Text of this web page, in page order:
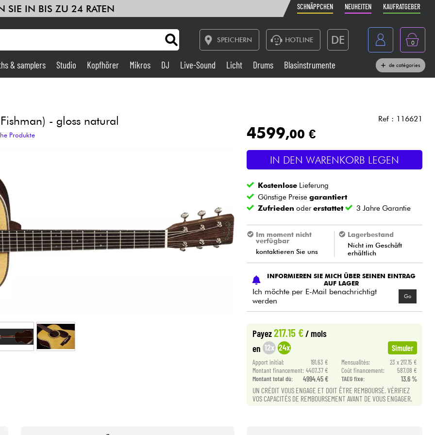
SIE IN BIS ZU 24 RATEN SCHNÄPPCHEN NEUHEITEN KAUFRATGEBER
SPEICHERN HOTLINE DE
Belgique
Nederland
0
Studio
Live-Sound
Blasinstrumente
Kabel & Zubehöre
Sehen Sie sich unsere Marken an
& samplers Studio Kopfhörer Mikros DJ Live-Sound Licht Drums Blasinstrumente de catégories
- gloss natural
Produkte
Ref : 116621
4599,00 €
IN DEN WARENKORB LEGEN
Kostenlose Lieferung
Günstige Preisegarantiert
Zufrieden odererstattet 3 Jahre Garantie
Im moment nicht
verfügbar
kontaktieren Sie uns
Lagerbestand
Nicht im Geschäft
erhältlich
INFORMIEREN SIE MICH ÜBER SEINEN EINTRAG
AUF LAGER
Ich möchte per E-Mail benachrichtigt
werden
Go
Payez217.15 €/ mois
en 12x 24x Simuler
Apport initial: 191.63 € Mensualités:
23 x 217.15 €
Montant financement: 4407.37 € Coût financement:
587.08 €
Montant total dù:
4994.45 € TAEG fixe: 13.6 %
UN CRÉDIT VOUS ENGAGE ET DOIT ÊTRE REMBOURSÉ. VÉRIFIEZ
VOS CAPACITÉS DE REMBOURSEMENT AVANT DE VOUS ENGAGER.